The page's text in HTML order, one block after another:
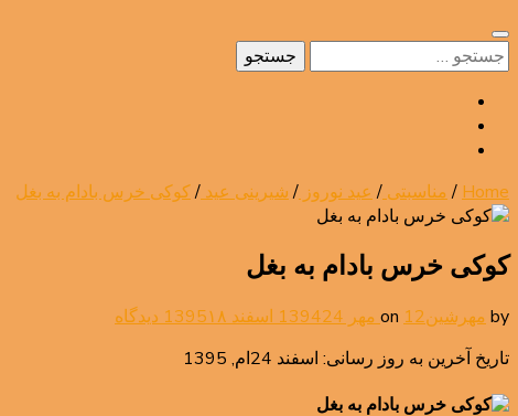
جستجو
برای:
Home
/ مناسبتی / عید نوروز / شیرینی عید /کوکی خرس بادام به بغل
کوکی خرس بادام به بغل
by مهرشین on 12 مهر 1394 24 اسفند 1395 ۱۸ دیدگاه
تاریخ آخرین به روز رسانی: اسفند 24ام, 1395